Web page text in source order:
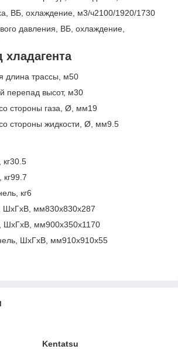
ВБ, охлаждение, м3/ч2100/1920/1730
давления, ВБ, охлаждение,
хладагента
длина трассы, м50
перепад высот, м30
стороны газа, Ø, мм19
стороны жидкости, Ø, мм9.5
кг30.5
кг99.7
кг6
ШхГхВ, мм830x830x287
ШхГхВ, мм900x350x1170
ШхГхВ, мм910x910x55
Kentatsu